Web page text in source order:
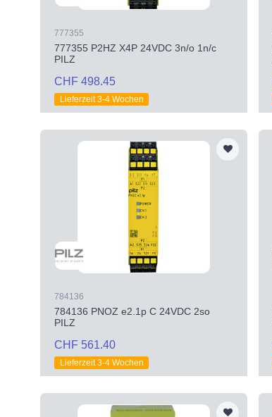
777355
777355 P2HZ X4P 24VDC 3n/o 1n/c
PILZ
CHF 498.45
Lieferzeit 3-4 Wochen
784136
784136 PNOZ e2.1p C 24VDC 2so
PILZ
CHF 561.40
Lieferzeit 3-4 Wochen